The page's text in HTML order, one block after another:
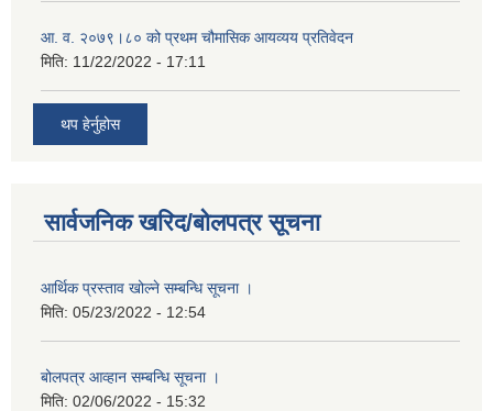
आ. व. २०७९।८० को प्रथम चौमासिक आयव्यय प्रतिवेदन
मिति: 11/22/2022 - 17:11
थप हेर्नुहोस
सार्वजनिक खरिद/बोलपत्र सूचना
आर्थिक प्रस्ताव खोल्ने सम्बन्धि सूचना ।
मिति: 05/23/2022 - 12:54
बोलपत्र आव्हान सम्बन्धि सूचना ।
मिति: 02/06/2022 - 15:32